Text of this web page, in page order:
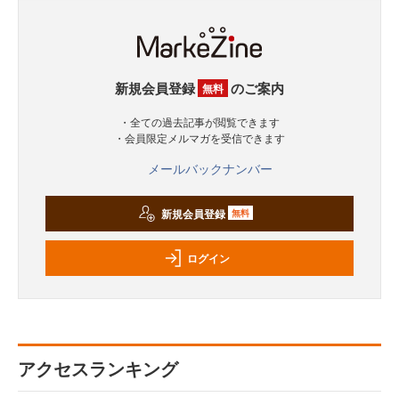
新規会員登録 無料 のご案内
・全ての過去記事が閲覧できます
・会員限定メルマガを受信できます
メールバックナンバー
新規会員登録 無料
ログイン
アクセスランキング